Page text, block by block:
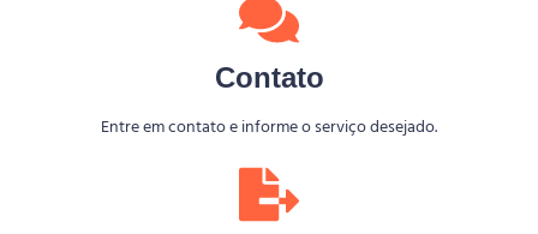
Contato
Entre em contato e informe o serviço desejado.